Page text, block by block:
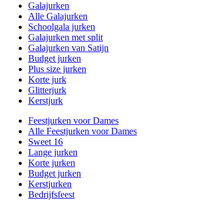
Galajurken
Alle Galajurken
Schoolgala jurken
Galajurken met split
Galajurken van Satijn
Budget jurken
Plus size jurken
Korte jurk
Glitterjurk
Kerstjurk
Feestjurken voor Dames
Alle Feestjurken voor Dames
Sweet 16
Lange jurken
Korte jurken
Budget jurken
Kerstjurken
Bedrijfsfeest